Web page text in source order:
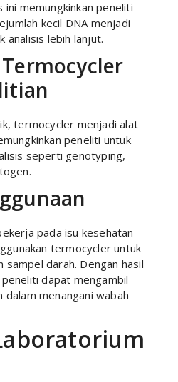
ini memungkinkan peneliti
kecil DNA menjadi
analisis lebih lanjut.
termocycler menjadi alat
peneliti untuk
seperti genotyping,
pada isu kesehatan
termocycler untuk
darah. Dengan hasil
dapat mengambil
dalam menangani wabah